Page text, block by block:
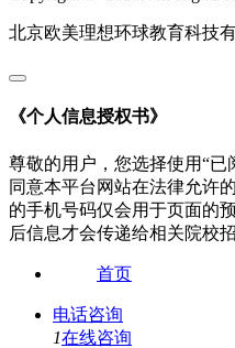
北京欧美理想环球教育科技
《个人信息授权书》
尊敬的用户，您选择使用“
同意本平台网站在法律允许
的手机号码仅会用于页面的
后信息才会传递给相关院校招
首页
电话咨询
1在线咨询